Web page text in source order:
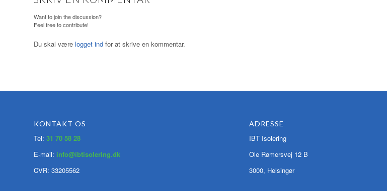
Want to join the discussion?
Feel free to contribute!
Du skal være logget ind for at skrive en kommentar.
KONTAKT OS
Tel: 31 70 58 28
E-mail: info@ibtisolering.dk
CVR: 33205562
ADRESSE
IBT Isolering
Ole Rømersvej 12 B
3000, Helsingør